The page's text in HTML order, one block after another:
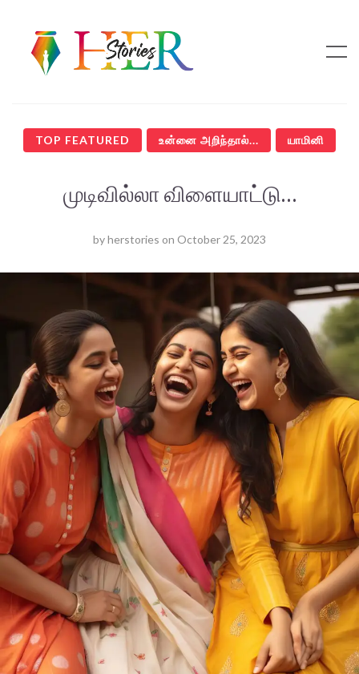
TOP FEATURED உன்னை அறிந்தால்... யாமினி
முடிவில்லா விளையாட்டு…
byherstories on October 25, 2023